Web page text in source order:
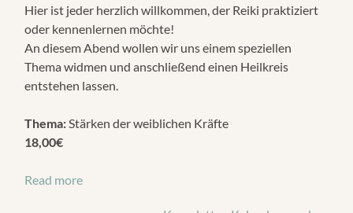
Hier ist jeder herzlich willkommen, der Reiki praktiziert
oder kennenlernen möchte!
An diesem Abend wollen wir uns einem speziellen
Thema widmen und anschließend einen Heilkreis
entstehen lassen.
Thema:Stärken der weiblichen Kräfte
18,00€
Read more